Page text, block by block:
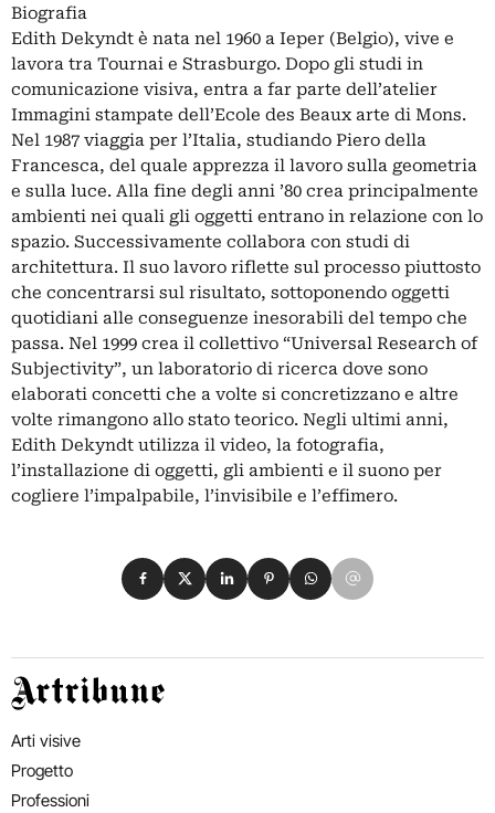
Biografia
Edith Dekyndt è nata nel 1960 a Ieper (Belgio), vive e
lavora tra Tournai e Strasburgo. Dopo gli studi in
comunicazione visiva, entra a far parte dell’atelier
Immagini stampate dell’Ecole des Beaux arte di Mons.
Nel 1987 viaggia per l’Italia, studiando Piero della
Francesca, del quale apprezza il lavoro sulla geometria
e sulla luce. Alla fine degli anni ’80 crea principalmente
ambienti nei quali gli oggetti entrano in relazione con lo
spazio. Successivamente collabora con studi di
architettura. Il suo lavoro riflette sul processo piuttosto
che concentrarsi sul risultato, sottoponendo oggetti
quotidiani alle conseguenze inesorabili del tempo che
passa. Nel 1999 crea il collettivo “Universal Research of
Subjectivity”, un laboratorio di ricerca dove sono
elaborati concetti che a volte si concretizzano e altre
volte rimangono allo stato teorico. Negli ultimi anni,
Edith Dekyndt utilizza il video, la fotografia,
l’installazione di oggetti, gli ambienti e il suono per
cogliere l’impalpabile, l’invisibile e l’effimero.
Condividi su Facebook
Condividi su X
Condividi su LinkedIn
Condividi su Pinterest
Condividi su WhatsApp
Condividi su Email
Artribune
Arti visive
Progetto
Professioni